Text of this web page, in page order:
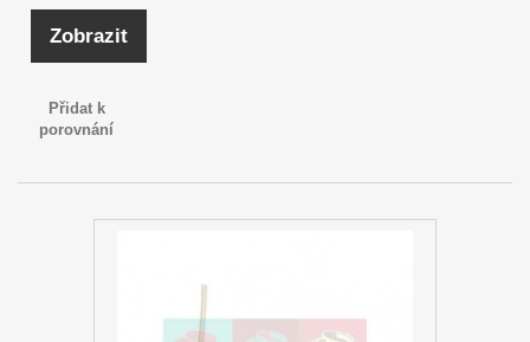
Zobrazit
Přidat k
porovnání